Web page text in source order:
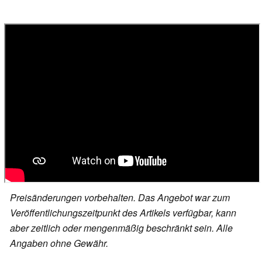
Preisänderungen vorbehalten. Das Angebot war zum
Veröffentlichungszeitpunkt des Artikels verfügbar, kann
aber zeitlich oder mengenmäßig beschränkt sein. Alle
Angaben ohne Gewähr.